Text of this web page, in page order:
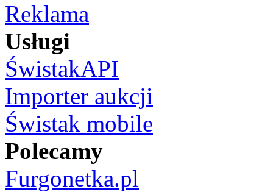
Reklama
Usługi
ŚwistakAPI
Importer aukcji
Świstak mobile
Polecamy
Furgonetka.pl